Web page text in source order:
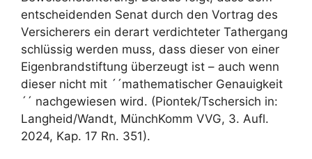
entscheidenden Senat durch den Vortrag des
Versicherers ein derart verdichteter Tathergang
schlüssig werden muss, dass dieser von einer
Eigenbrandstiftung überzeugt ist – auch wenn
dieser nicht mit ´´mathematischer Genauigkeit
´´ nachgewiesen wird. (Piontek/Tschersich in:
Langheid/Wandt, MünchKomm VVG, 3. Aufl.
2024, Kap. 17 Rn. 351).